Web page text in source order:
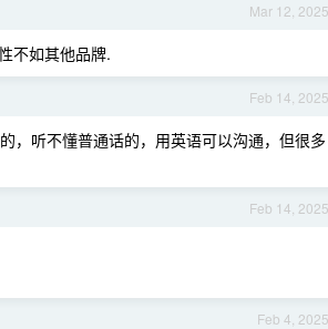
Mar 12, 2025
不如其他品牌.
Feb 14, 2025
，听不懂普通话的，用英语可以沟通，但很多
Feb 14, 2025
Feb 4, 2025